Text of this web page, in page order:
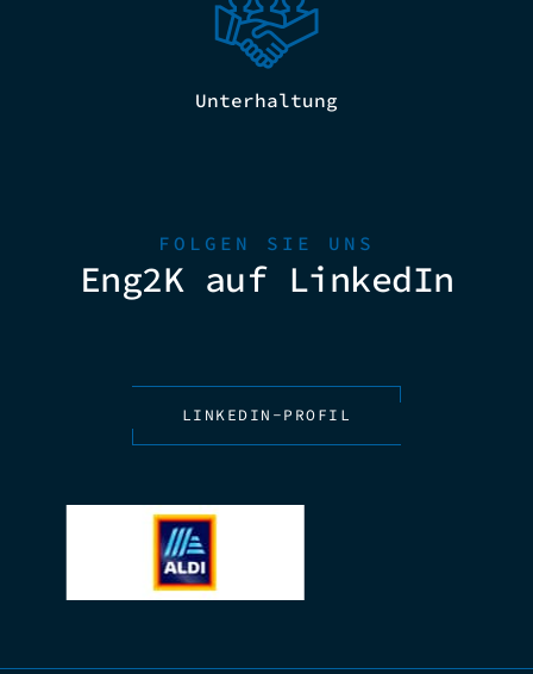
Unterhaltung
FOLGEN SIE UNS
Eng2K auf LinkedIn
LINKEDIN-PROFIL